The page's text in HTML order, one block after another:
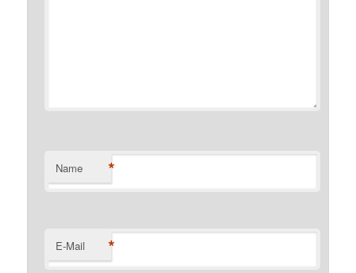
Name *
E-Mail *